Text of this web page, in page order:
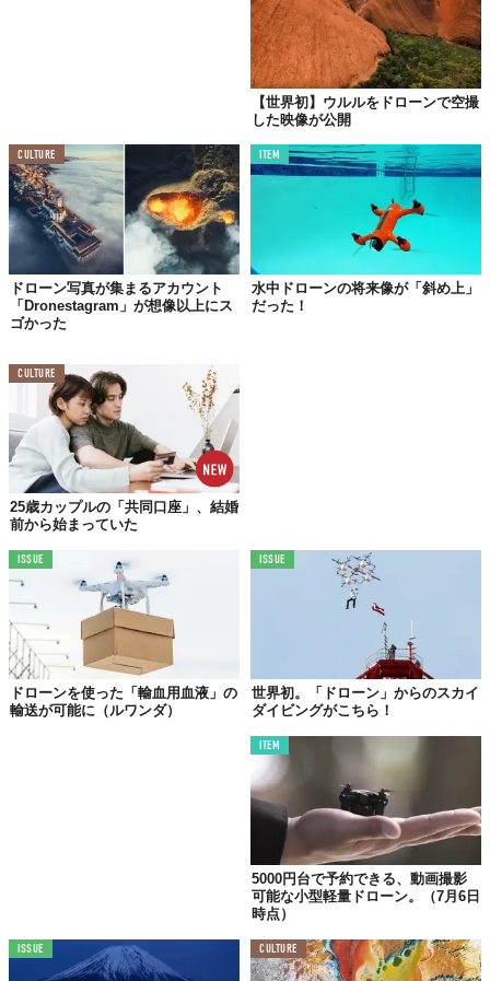
アクロバティックな操作も悠々とこなすバランサー機能は超高性
能！初級・中級・上級と3段階のモードが選択でき、上級のヘッド
レスモードでは機体の方向を無視した高度な操作が可能になりま
す。
もちろん初級モードなら、簡単な操作でも安定したフライトが可
能。LEDライトも搭載しているので、暗い場所でもちゃんと目視
【世界初】ウルルをドローンで空撮
した映像が公開
CULTURE
ドローン写真が集まるアカウント
「Dronestagram」が想像以上にス
ゴかった
ITEM
水中ドローンの将来像が「斜め上」
だった！
CULTURE
25歳カップルの「共同口座」、結婚
前から始まっていた
ISSUE
ドローンを使った「輸血用血液」の
輸送が可能に（ルワンダ）
ISSUE
世界初。「ドローン」からのスカイ
ダイビングがこちら！
ITEM
5000円台で予約できる、動画撮影
可能な小型軽量ドローン。（7月6日
時点）
ISSUE CULTURE